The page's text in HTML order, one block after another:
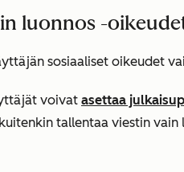
luonnos -
sosiaaliset oikeudet
voivat asettaa
tallentaa viestin vain